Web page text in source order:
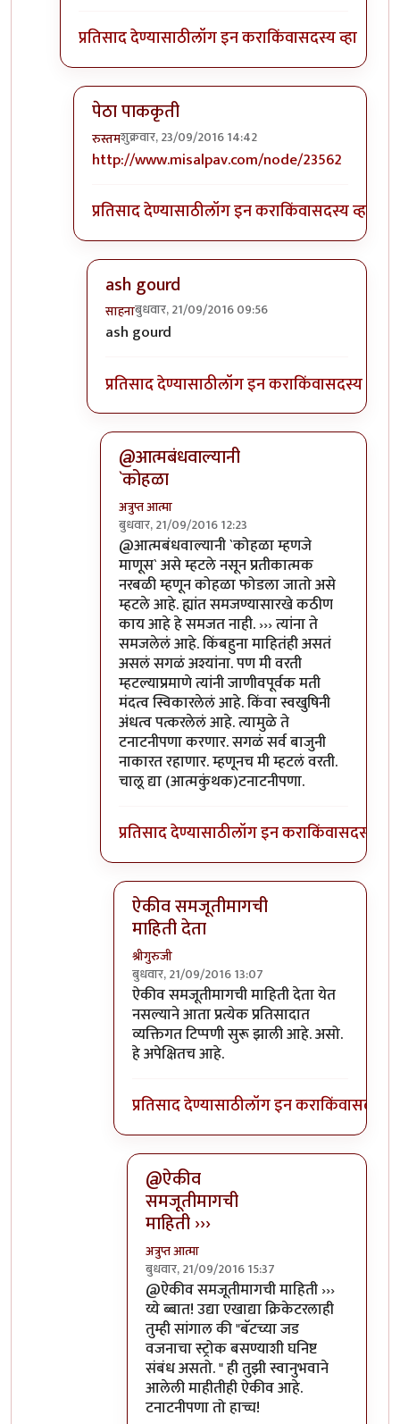
प्रतिसाद देण्यासाठीलॉग इन कराकिंवासदस्य व्हा
पेठा पाककृती
रुस्तमशुक्रवार, 23/09/2016 14:42
In reply toतू बी स्पेसिफिकbyअप्पा जोगळेकर
http://www.misalpav.com/node/23562
प्रतिसाद देण्यासाठीलॉग इन कराकिंवासदस्य व्हा
ash gourd
साहनाबुधवार, 21/09/2016 09:56
In reply to
ash gourd
प्रतिसाद देण्यासाठीलॉग इन कराकिंवासदस्य व्हा
@आत्मबंधवाल्यानी
`कोहळा
अत्रुप्त आत्मा
बुधवार, 21/09/2016 12:23
In reply toआत्मबंधवाल्यानी `कोहळा म्हणजे
@आत्मबंधवाल्यानी `कोहळा म्हणजे
माणूस` असे म्हटले नसून प्रतीकात्मक
नरबळी म्हणून कोहळा फोडला जातो असे
म्हटले आहे. ह्यांत समजण्यासारखे कठीण
काय आहे हे समजत नाही. ››› त्यांना ते
समजलेलं आहे. किंबहुना माहितंही असतं
असलं सगळं अश्यांना. पण मी वरती
म्हटल्याप्रमाणे त्यांनी जाणीवपूर्वक मती
मंदत्व स्विकारलेलं आहे. किंवा स्वखुषिनी
अंधत्व पत्करलेलं आहे. त्यामुळे ते
टनाटनीपणा करणार. सगळं सर्व बाजुनी
नाकारत रहाणार. म्हणूनच मी म्हटलं वरती.
चालू द्या (आत्मकुंथक)टनाटनीपणा.
प्रतिसाद देण्यासाठीलॉग इन कराकिंवासदस्य व्हा
ऐकीव समजूतीमागची
माहिती देता
श्रीगुरुजी
बुधवार, 21/09/2016 13:07
In reply to@आत्मबंधवाल्यानी `कोहळा
ऐकीव समजूतीमागची माहिती देता येत
नसल्याने आता प्रत्येक प्रतिसादात
व्यक्तिगत टिप्पणी सुरू झाली आहे. असो.
हे अपेक्षितच आहे.
प्रतिसाद देण्यासाठीलॉग इन कराकिंवासदस्य
@ऐकीव
समजूतीमागची
माहिती ›››
अत्रुप्त आत्मा
बुधवार, 21/09/2016 15:37
In reply toऐकीव समजूतीमागची माहिती देता
@ऐकीव समजूतीमागची माहिती ›››
य्ये ब्बात! उद्या एखाद्या क्रिकेटरलाही
तुम्ही सांगाल की "बॅटच्या जड
वजनाचा स्ट्रोक बसण्याशी घनिष्ट
संबंध असतो. " ही तुझी स्वानुभवाने
आलेली माहीतीही ऐकीव आहे.
टनाटनीपणा तो हाच्च!